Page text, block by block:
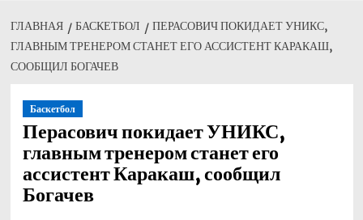
ГЛАВНАЯ БАСКЕТБОЛ
ПЕРАСОВИЧ ПОКИДАЕТ УНИКС,
ГЛАВНЫМ ТРЕНЕРОМ СТАНЕТ ЕГО АССИСТЕНТ КАРАКАШ,
СООБЩИЛ БОГАЧЕВ
Баскетбол
Перасович покидает УНИКС,
главным тренером станет его
ассистент Каракаш, сообщил
Богачев